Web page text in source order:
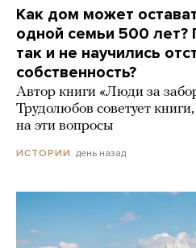
Как дом может
одной семьи 500 лет?
так и не научились
собственность?
Автор книги «Люди за
Трудолюбов советует
на эти вопросы
ИСТОРИИ день назад